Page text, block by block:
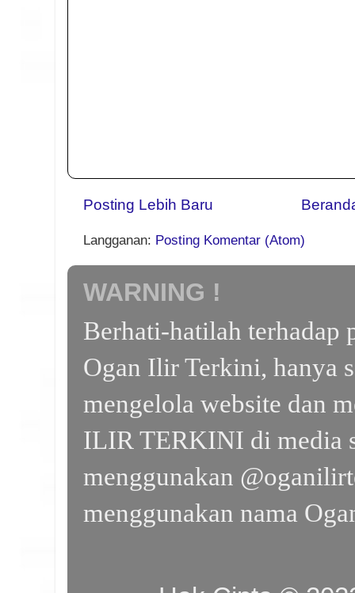
Posting Lebih Baru
Langganan: Posting Komentar (Atom)
WARNING !
Berhati-hatilah terhadap
Ogan Ilir Terkini, hanya
mengelola website dan
ILIR TERKINI di media
menggunakan
menggunakan nama